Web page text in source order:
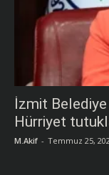
İzmit
Hürriyet
M.Akif - Temmuz 25,